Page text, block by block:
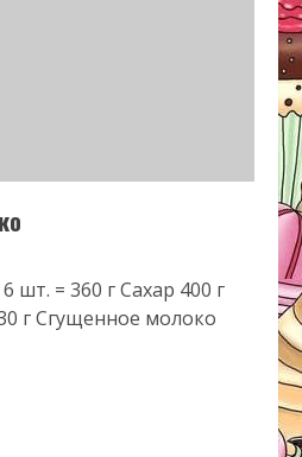
шт. = 360 г Сахар 400 г
г Сгущенное молоко